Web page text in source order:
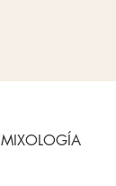
MIXOLOGÍA